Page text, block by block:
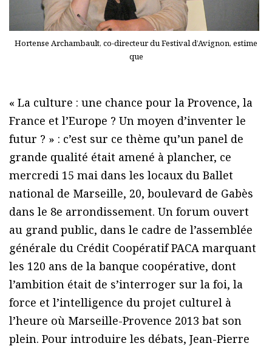
Hortense Archambault, co-directeur du Festival d’Avignon, estime
que
« La culture : une chance pour la Provence, la
France et l’Europe ? Un moyen d’inventer le
futur ? » : c’est sur ce thème qu’un panel de
grande qualité était amené à plancher, ce
mercredi 15 mai dans les locaux du Ballet
national de Marseille, 20, boulevard de Gabès
dans le 8e arrondissement. Un forum ouvert
au grand public, dans le cadre de l’assemblée
générale du Crédit Coopératif PACA marquant
les 120 ans de la banque coopérative, dont
l’ambition était de s’interroger sur la foi, la
force et l’intelligence du projet culturel à
l’heure où Marseille-Provence 2013 bat son
plein. Pour introduire les débats, Jean-Pierre